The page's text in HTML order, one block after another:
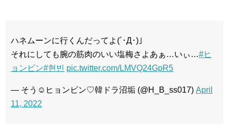
ハネムーンに行くんだってよ(´･Д･)」
それにしても腕の筋肉のいい塩梅さよあぁ…いぃ…#ヒ
ョンビン#현빈 pic.twitter.com/LMVQ24GpR5
— そう☺︎ヒョンビン♡韓ドラ沼垢 (@H_B_ss017) April
11, 2022